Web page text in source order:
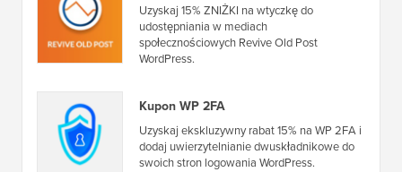
Uzyskaj 15% ZNIŻKI na wtyczkę do
udostępniania w mediach
społecznościowych Revive Old Post
WordPress.
Kupon WP 2FA
Uzyskaj ekskluzywny rabat 15% na WP 2FA i
dodaj uwierzytelnianie dwuskładnikowe do
swoich stron logowania WordPress.